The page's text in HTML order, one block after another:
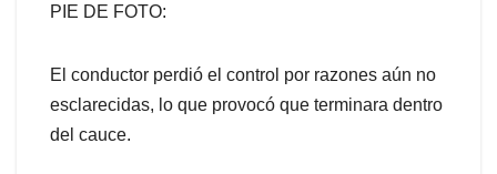
PIE DE FOTO:
El conductor perdió el control por razones aún no
esclarecidas, lo que provocó que terminara dentro
del cauce.